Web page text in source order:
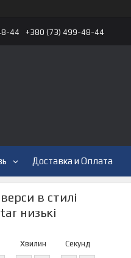
44 +380 (73) 499-48-44
Доставка и Оплата
в стилі
низькі
Хвилин Секунд